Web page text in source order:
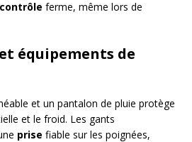
contrôle ferme, même lors de
équipements de
et un pantalon de pluie protège
et le froid. Les gants
prise fiable sur les poignées,